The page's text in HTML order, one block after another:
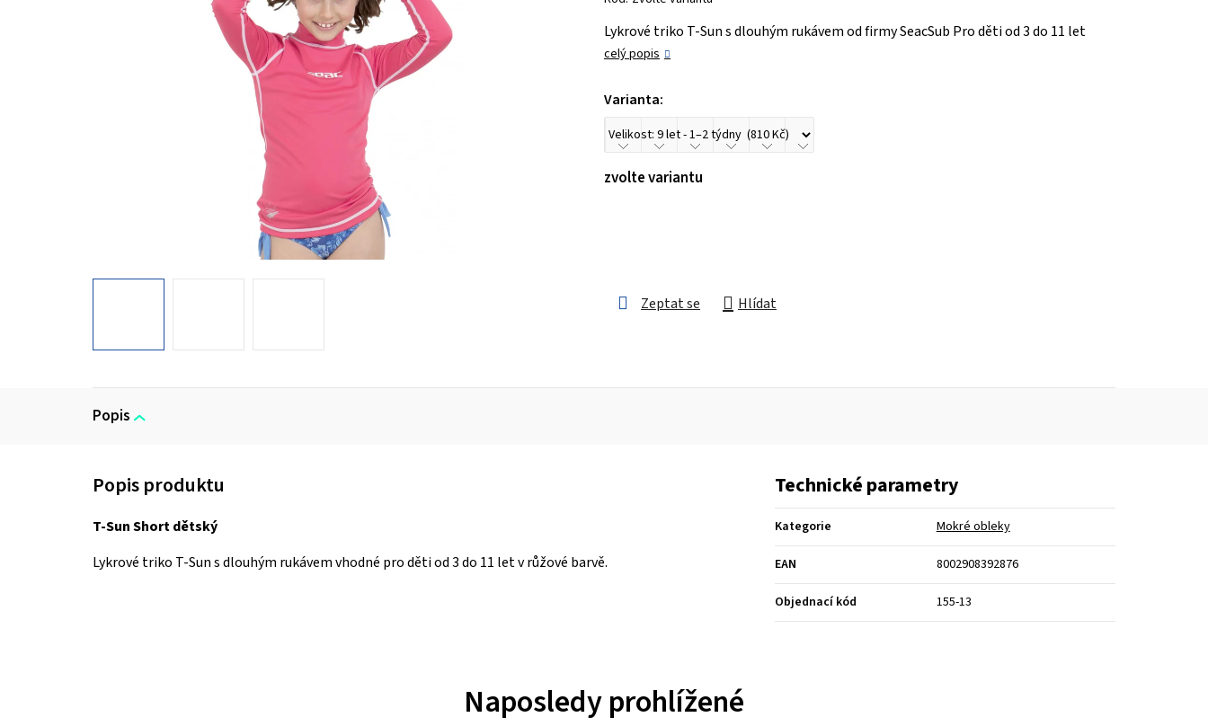
0,0
z 5
Lykrové triko T-Sun s dlouhým rukávem od firmy SeacSub Pro děti od 3 do 11 let
celý popis
Varianta:
zvolte variantu
Zeptat se Hlídat
Popis
T-Sun Short dětský
Lykrové triko T-Sun s dlouhým rukávem vhodné pro děti od 3 do 11 let v růžové barvě.
Technické parametry
Kategorie Mokré obleky
EAN 8002908392876
Objednací kód 155-13
Naposledy prohlížené